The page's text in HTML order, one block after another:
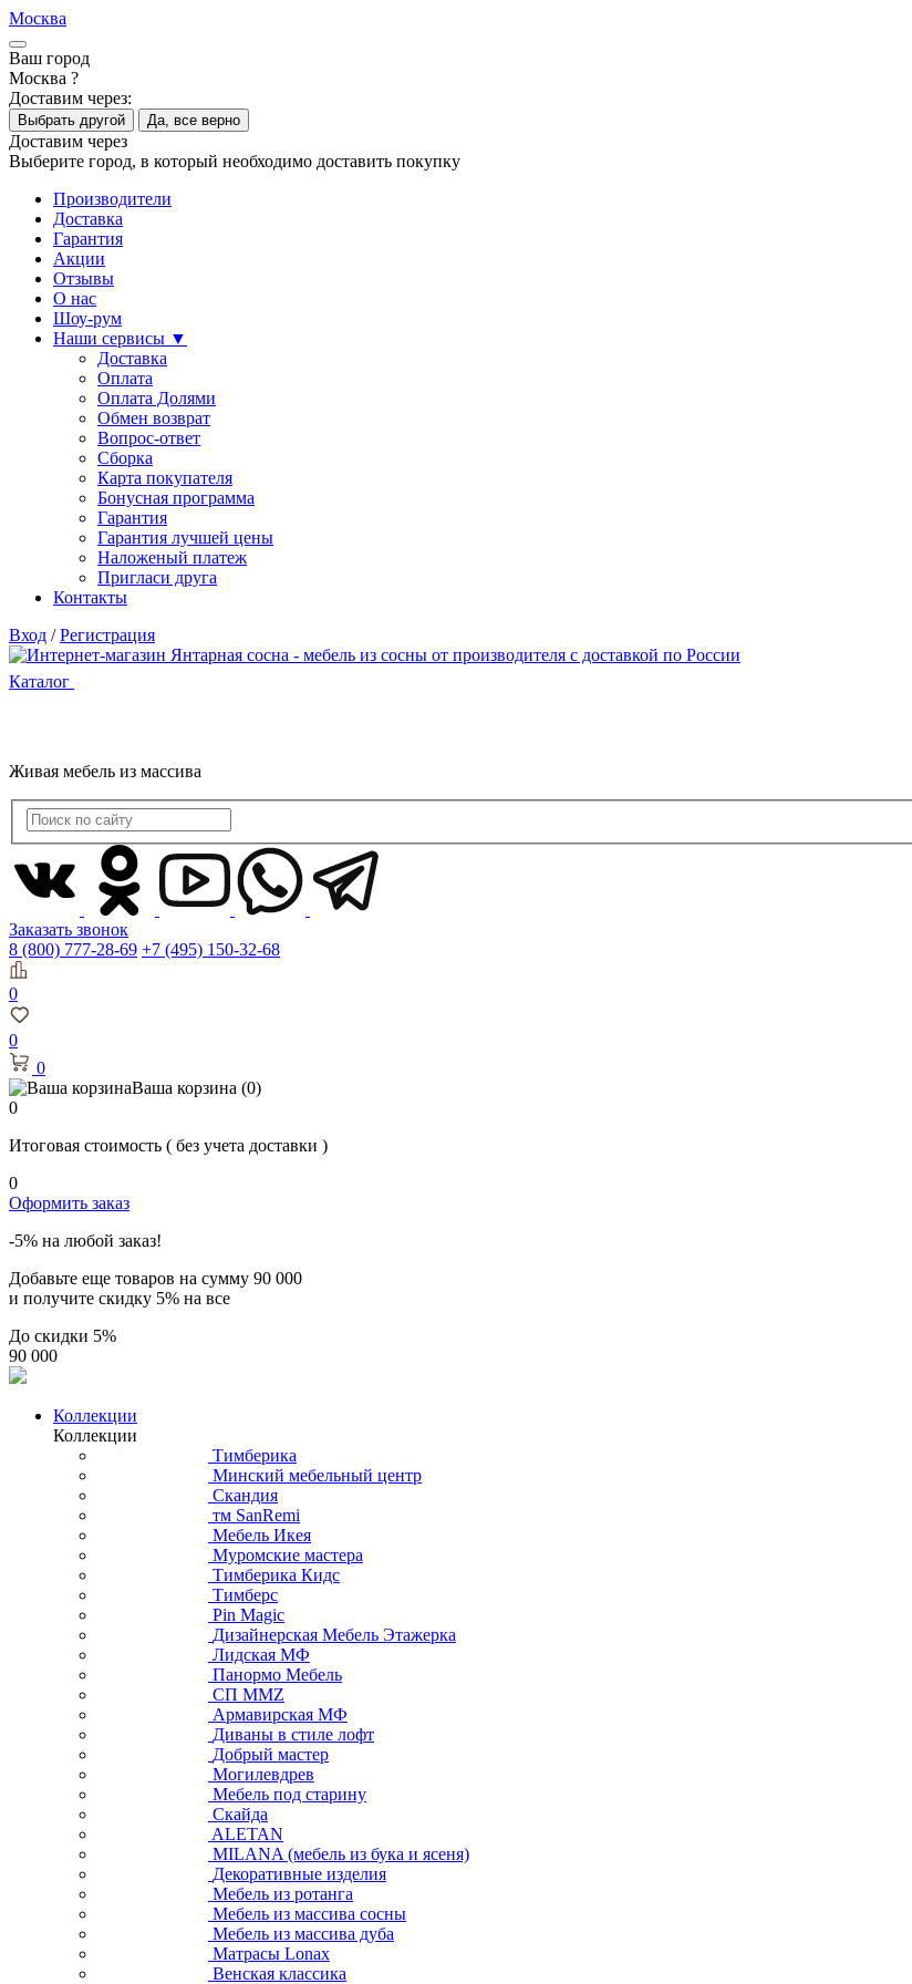
Москва
Ваш город
Москва ?
Доставим через:
Выбрать другой Да, все верно
Доставим через
Выберите город, в который необходимо доставить покупку
Производители
Доставка
Гарантия
Акции
Отзывы
О нас
Шоу-рум
Наши сервисы ▼
Доставка
Оплата
Оплата Долями
Обмен возврат
Вопрос-ответ
Сборка
Карта покупателя
Бонусная программа
Гарантия
Гарантия лучшей цены
Наложеный платеж
Пригласи друга
Контакты
Вход / Регистрация
Каталог
Живая мебель из массива
Заказать звонок
8 (800) 777-28-69 +7 (495) 150-32-68
0
0
0
Ваша корзина (0)
0
Итоговая стоимость ( без учета доставки )
0
Оформить заказ
-5% на любой заказ!
Добавьте еще товаров на сумму 90 000
и получите скидку 5% на все
До скидки 5%
90 000
Коллекции
Коллекции
Тимберика
Минский мебельный центр
Скандия
тм SanRemi
Мебель Икея
Муромские мастера
Тимберика Кидс
Тимберс
Pin Magic
Дизайнерская Мебель Этажерка
Лидская МФ
Панормо Мебель
СП ММZ
Армавирская МФ
Диваны в стиле лофт
Добрый мастер
Могилевдрев
Мебель под старину
Скайда
ALETAN
MILANA (мебель из бука и ясеня)
Декоративные изделия
Мебель из ротанга
Мебель из массива сосны
Мебель из массива дуба
Матрасы Lonax
Венская классика